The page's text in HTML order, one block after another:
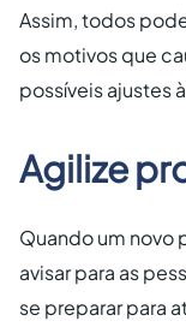
Assim, todos
os motivos que
possíveis ajustes
Agilize
Quando um novo
avisar para as
se preparar para